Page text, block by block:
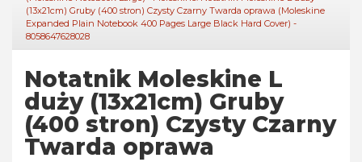
(13x21cm) Gruby (400 stron) Czysty Czarny Twarda oprawa (Moleskine
Expanded Plain Notebook 400 Pages Large Black Hard Cover) -
8058647628028
Notatnik Moleskine L
duży (13x21cm) Gruby
(400 stron) Czysty Czarny
Twarda oprawa